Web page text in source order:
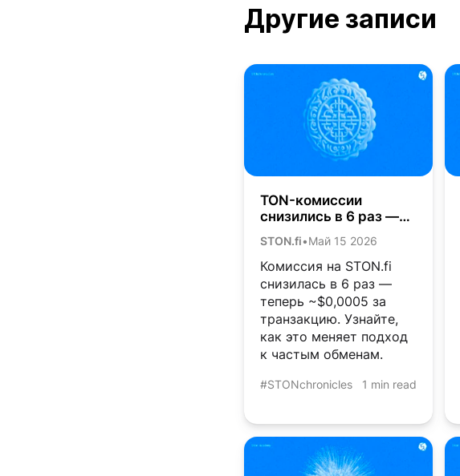
Другие записи
TON-комиссии
снизились в 6 раз —
стали дешевле
STON.fi•Май 15 2026
Комиссия на STON.fi
снизилась в 6 раз —
теперь ~$0,0005 за
транзакцию. Узнайте,
как это меняет подход
к частым обменам.
#STONchronicles 1 min read